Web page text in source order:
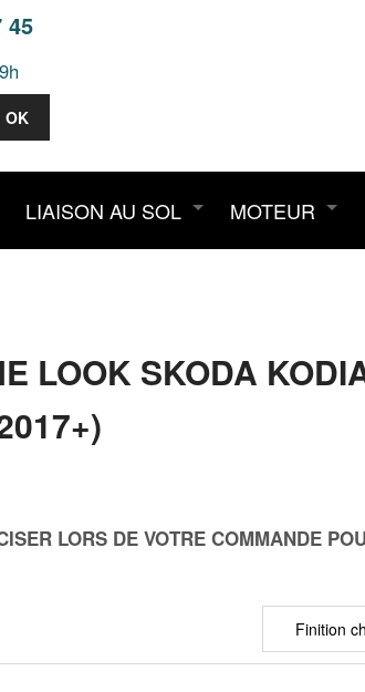
45
LIAISON AU SOL MOTEUR
LOOK SKODA
LORS DE VOTRE COMMANDE